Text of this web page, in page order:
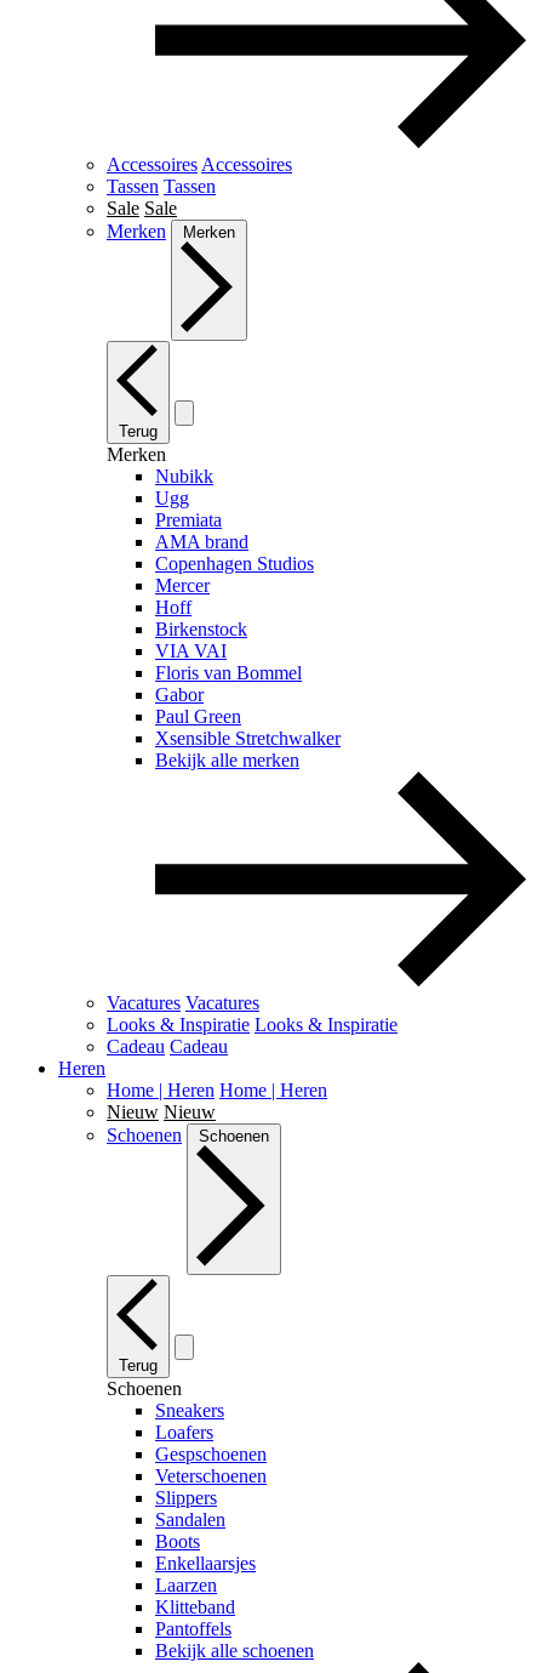
Accessoires Accessoires
Tassen Tassen
Sale Sale
Merken
Merken
Terug
Merken
Nubikk
Ugg
Premiata
AMA brand
Copenhagen Studios
Mercer
Hoff
Birkenstock
VIA VAI
Floris van Bommel
Gabor
Paul Green
Xsensible Stretchwalker
Bekijk alle merken
Vacatures Vacatures
Looks & Inspiratie Looks & Inspiratie
Cadeau Cadeau
Heren
Home | Heren Home | Heren
Nieuw Nieuw
Schoenen
Schoenen
Terug
Schoenen
Sneakers
Loafers
Gespschoenen
Veterschoenen
Slippers
Sandalen
Boots
Enkellaarsjes
Laarzen
Klitteband
Pantoffels
Bekijk alle schoenen